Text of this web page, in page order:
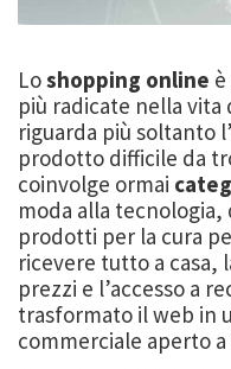
Loshopping online
più radicate nella
riguarda più soltanto
prodotto difficile da
coinvolge ormai
moda alla tecnologia,
prodotti per la cura
ricevere tutto a casa,
prezzi e l’accesso a
trasformato il web in
commerciale aperto a